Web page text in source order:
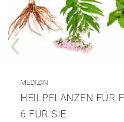
MEDIZIN
HEILPFLANZEN FÜR
6 FÜR SIE